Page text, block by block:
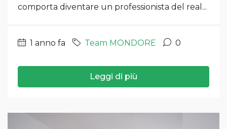
comporta diventare un professionista del real...
1 anno fa Team MONDORE 0
Leggi di più